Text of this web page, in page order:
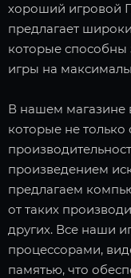
хороший игровой
предлагает
которые способны
игры на
В нашем магазине
которые не
произведением
предлагаем
от таких
других. Все наши
процессорами,
памятью, что